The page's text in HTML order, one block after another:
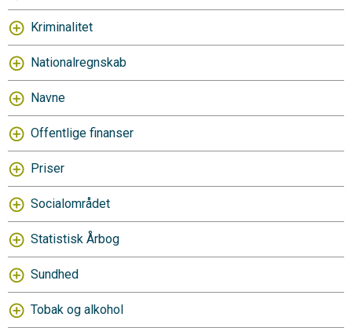
Kriminalitet
Nationalregnskab
Navne
Offentlige finanser
Priser
Socialområdet
Statistisk Årbog
Sundhed
Tobak og alkohol